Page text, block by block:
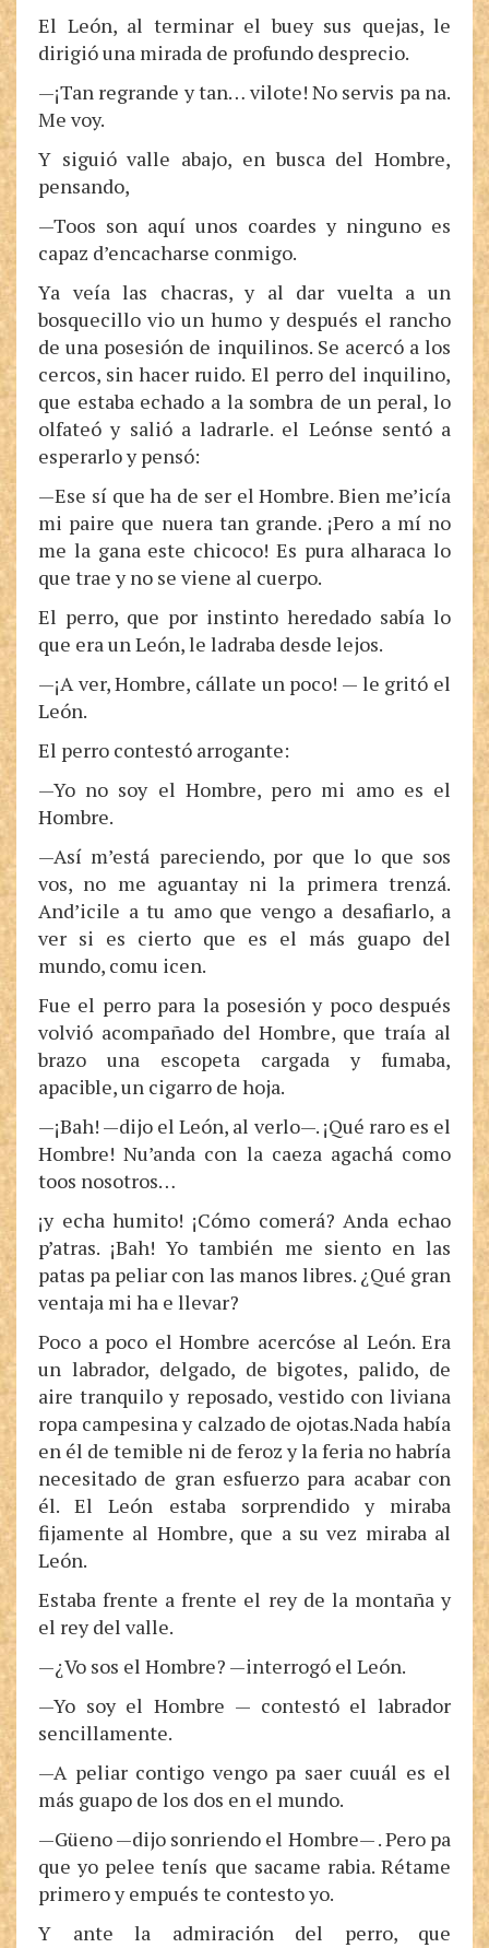
El León, al terminar el buey sus quejas, le
dirigió una mirada de profundo desprecio.
—¡Tan regrande y tan… vilote! No servis pa na.
Me voy.
Y siguió valle abajo, en busca del Hombre,
pensando,
—Toos son aquí unos coardes y ninguno es
capaz d’encacharse conmigo.
Ya veía las chacras, y al dar vuelta a un
bosquecillo vio un humo y después el rancho
de una posesión de inquilinos. Se acercó a los
cercos, sin hacer ruido. El perro del inquilino,
que estaba echado a la sombra de un peral, lo
olfateó y salió a ladrarle. el Leónse sentó a
esperarlo y pensó:
—Ese sí que ha de ser el Hombre. Bien me’icía
mi paire que nuera tan grande. ¡Pero a mí no
me la gana este chicoco! Es pura alharaca lo
que trae y no se viene al cuerpo.
El perro, que por instinto heredado sabía lo
que era un León, le ladraba desde lejos.
—¡A ver, Hombre, cállate un poco! — le gritó el
León.
El perro contestó arrogante:
—Yo no soy el Hombre, pero mi amo es el
Hombre.
—Así m’está pareciendo, por que lo que sos
vos, no me aguantay ni la primera trenzá.
And’icile a tu amo que vengo a desafiarlo, a
ver si es cierto que es el más guapo del
mundo, comu icen.
Fue el perro para la posesión y poco después
volvió acompañado del Hombre, que traía al
brazo una escopeta cargada y fumaba,
apacible, un cigarro de hoja.
—¡Bah! —dijo el León, al verlo—. ¡Qué raro es el
Hombre! Nu’anda con la caeza agachá como
toos nosotros…
¡y echa humito! ¡Cómo comerá? Anda echao
p’atras. ¡Bah! Yo también me siento en las
patas pa peliar con las manos libres. ¿Qué gran
ventaja mi ha e llevar?
Poco a poco el Hombre acercóse al León. Era
un labrador, delgado, de bigotes, palido, de
aire tranquilo y reposado, vestido con liviana
ropa campesina y calzado de ojotas.Nada había
en él de temible ni de feroz y la feria no habría
necesitado de gran esfuerzo para acabar con
él. El León estaba sorprendido y miraba
fijamente al Hombre, que a su vez miraba al
León.
Estaba frente a frente el rey de la montaña y
el rey del valle.
—¿Vo sos el Hombre? —interrogó el León.
—Yo soy el Hombre — contestó el labrador
sencillamente.
—A peliar contigo vengo pa saer cuuál es el
más guapo de los dos en el mundo.
—Güeno —dijo sonriendo el Hombre— . Pero pa
que yo pelee tenís que sacame rabia. Rétame
primero y empués te contesto yo.
Y ante la admiración del perro, que